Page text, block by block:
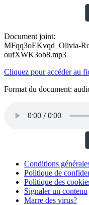
Document joint:
MFqq3oEKvqd_Olivia-
oufXWK3ob8.mp3
Cliquez pour accéder au
Format du document:
Conditions
Politique de
Politique des
Signaler un contenu
Marre des virus?